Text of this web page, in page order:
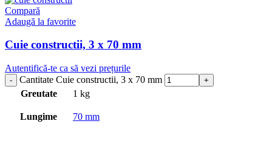
Compară
Adaugă la favorite
Cuie constructii, 3 x 70 mm
Autentifică-te ca să vezi prețurile
Cantitate Cuie constructii, 3 x 70 mm
Greutate
1 kg
Lungime 70 mm